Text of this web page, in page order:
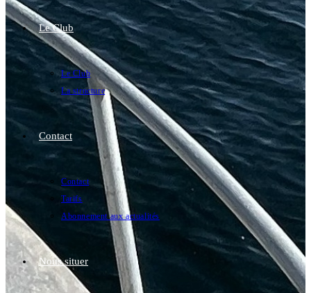
Le Club
Le Club
La structure
Contact
Contact
Tarifs
Abonnement aux actualités
Nous situer